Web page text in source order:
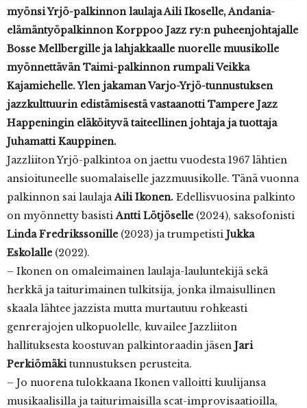
myönsi Yrjö-palkinnon laulaja Aili Ikoselle, Andania-
elämäntyöpalkinnon Korppoo Jazz ry:n puheenjohtajalle
Bosse Mellbergille ja lahjakkaalle nuorelle muusikolle
myönnettävän Taimi-palkinnon rumpali Veikka
Kajamiehelle. Ylen jakaman Varjo-Yrjö-tunnustuksen
jazzkulttuurin edistämisestä vastaanotti Tampere Jazz
Happeningin eläköityvä taiteellinen johtaja ja tuottaja
Juhamatti Kauppinen.
Jazzliiton Yrjö-palkintoa on jaettu vuodesta 1967 lähtien
ansioituneelle suomalaiselle jazzmuusikolle. Tänä vuonna
palkinnon sai laulaja Aili Ikonen. Edellisvuosina palkinto
on myönnetty basisti Antti Lötjöselle (2024), saksofonisti
Linda Fredrikssonille (2023) ja trumpetisti Jukka
Eskolalle (2022).
– Ikonen on omaleimainen laulaja-lauluntekijä sekä
herkkä ja taiturimainen tulkitsija, jonka ilmaisullinen
skaala lähtee jazzista mutta murtautuu rohkeasti
genrerajojen ulkopuolelle, kuvailee Jazzliiton
hallituksesta koostuvan palkintoraadin jäsen Jari
Perkiömäkitunnustuksen perusteita.
– Jo nuorena tulokkaana Ikonen valloitti kuulijansa
musikaalisilla ja taiturimaisilla scat-improvisaatioilla,